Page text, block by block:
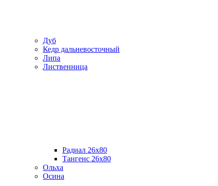
Дуб
Кедр дальневосточный
Липа
Лиственница
Радиал 26х80
Тангенс 26х80
Ольха
Осина